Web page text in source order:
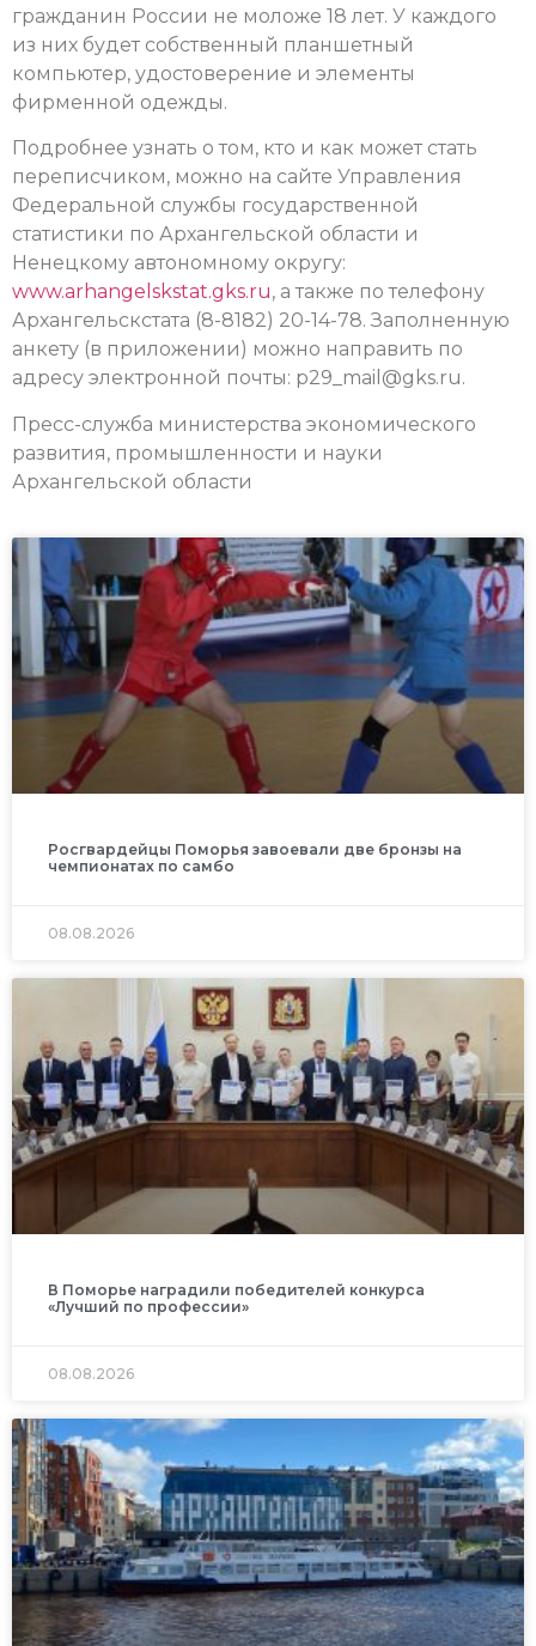
гражданин России не моложе 18 лет. У каждого
из них будет собственный планшетный
компьютер, удостоверение и элементы
фирменной одежды.
Подробнее узнать о том, кто и как может стать
переписчиком, можно на сайте Управления
Федеральной службы государственной
статистики по Архангельской области и
Ненецкому автономному округу:
www.arhangelskstat.gks.ru, а также по телефону
Архангельскстата (8-8182) 20-14-78. Заполненную
анкету (в приложении) можно направить по
адресу электронной почты: p29_mail@gks.ru.
Пресс-служба министерства экономического
развития, промышленности и науки
Архангельской области
Росгвардейцы Поморья завоевали две бронзы на
чемпионатах по самбо
08.08.2026
В Поморье наградили победителей конкурса
«Лучший по профессии»
08.08.2026